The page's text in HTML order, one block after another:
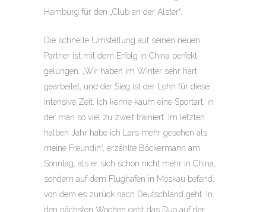
Hamburg für den „Club an der Alster“.
Die schnelle Umstellung auf seinen neuen
Partner ist mit dem Erfolg in China perfekt
gelungen. „Wir haben im Winter sehr hart
gearbeitet, und der Sieg ist der Lohn für diese
intensive Zeit. Ich kenne kaum eine Sportart, in
der man so viel zu zweit trainiert. Im letzten
halben Jahr habe ich Lars mehr gesehen als
meine Freundin“, erzählte Böckermann am
Sonntag, als er sich schon nicht mehr in China,
sondern auf dem Flughafen in Moskau befand,
von dem es zurück nach Deutschland geht. In
den nächsten Wochen geht das Duo auf der